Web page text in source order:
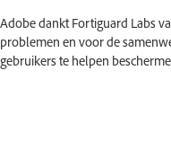
Adobe dankt Fortiguard Labs
problemen en voor de
gebruikers te helpen